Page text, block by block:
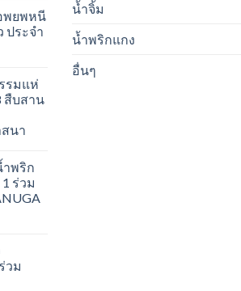
พยพหนี
ประจำ
รมแห่
สืบสาน
นา
ำพริก
ร่วม
วม
น้ำจิ้ม
น้ำพริกแกง
อื่นๆ